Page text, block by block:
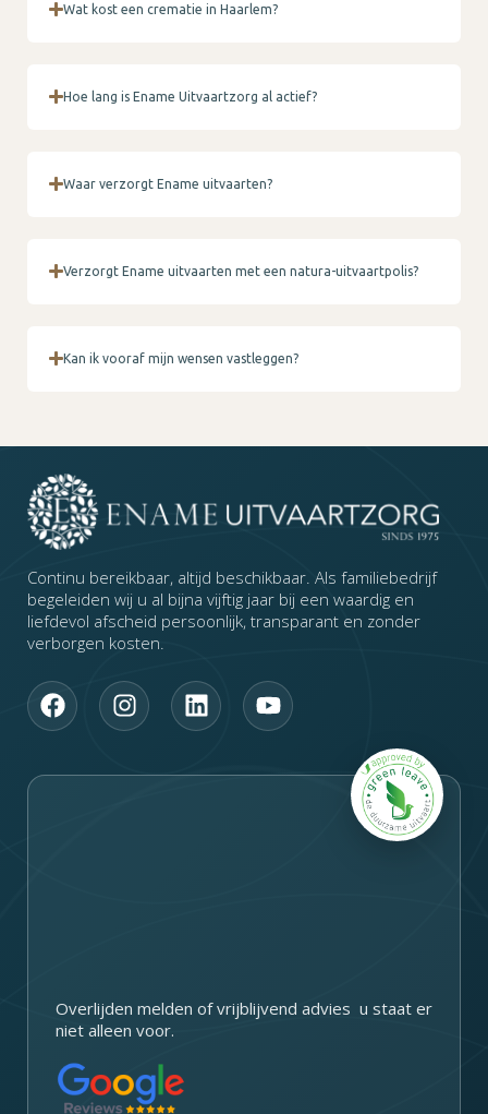
Wat kost een crematie in Haarlem?
Hoe lang is Ename Uitvaartzorg al actief?
Waar verzorgt Ename uitvaarten?
Verzorgt Ename uitvaarten met een natura-uitvaartpolis?
Kan ik vooraf mijn wensen vastleggen?
Continu bereikbaar, altijd beschikbaar. Als familiebedrijf
begeleiden wij u al bijna vijftig jaar bij een waardig en
liefdevol afscheid persoonlijk, transparant en zonder
verborgen kosten.
F
a
I
n
L
i
Y
o
Overlijden melden of vrijblijvend advies u staat er
niet alleen voor.